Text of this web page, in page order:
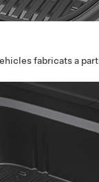
fabricats a